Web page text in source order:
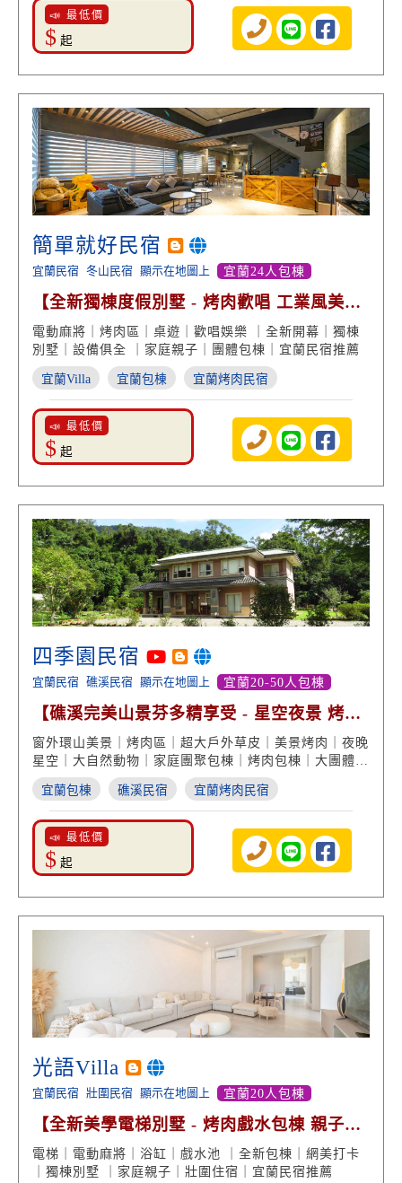
📣 最低價
$ 起
簡單就好民宿
宜蘭民宿 冬山民宿 顯示在地圖上 宜蘭24人包棟
【全新獨棟度假別墅 - 烤肉歡唱 工業風美
學】
電動麻將｜烤肉區｜桌遊｜歡唱娛樂 ｜全新開幕｜獨棟
別墅｜設備俱全 ｜家庭親子｜團體包棟｜宜蘭民宿推薦
宜蘭Villa 宜蘭包棟 宜蘭烤肉民宿
📣 最低價
$ 起
四季園民宿
宜蘭民宿 礁溪民宿 顯示在地圖上 宜蘭20-50人包棟
【礁溪完美山景芬多精享受 - 星空夜景 烤肉
團體多人包棟】
窗外環山美景｜烤肉區｜超大戶外草皮｜美景烤肉｜夜晚
星空｜大自然動物｜家庭團聚包棟｜烤肉包棟｜大團體住
宿
宜蘭包棟 礁溪民宿 宜蘭烤肉民宿
📣 最低價
$ 起
光語Villa
宜蘭民宿 壯圍民宿 顯示在地圖上 宜蘭20人包棟
【全新美學電梯別墅 - 烤肉戲水包棟 親子遊
戲 泡澡賞景】
電梯｜電動麻將｜浴缸｜戲水池 ｜全新包棟｜網美打卡
｜獨棟別墅 ｜家庭親子｜壯圍住宿｜宜蘭民宿推薦